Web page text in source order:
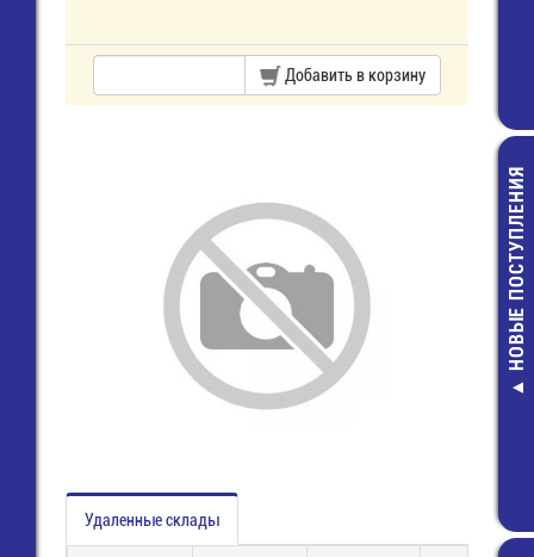
S1014,
ВПБ6-
НОВЫЕ ПОСТУПЛЕНИЯ
Добавить в корзину
Удаленные склады